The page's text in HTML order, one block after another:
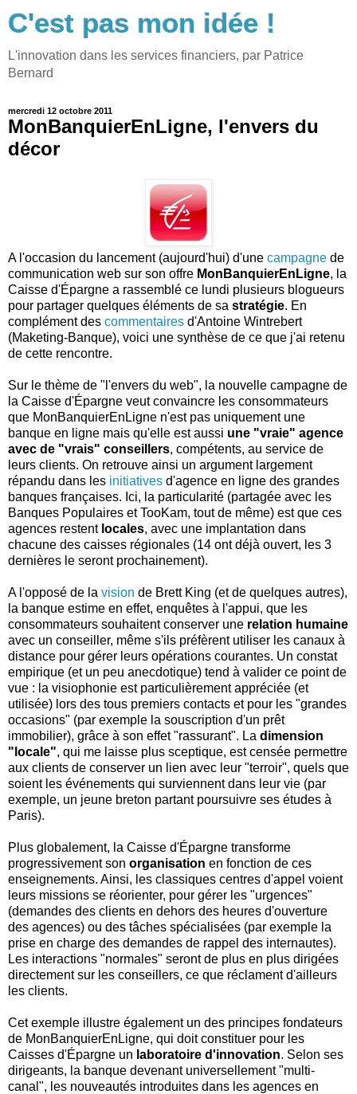
C'est pas mon idée !
L'innovation dans les services financiers, par Patrice
Bernard
mercredi 12 octobre 2011
MonBanquierEnLigne, l'envers du
décor
A l'occasion du lancement (aujourd'hui) d'une campagne de
communication web sur son offre MonBanquierEnLigne, la
Caisse d'Épargne a rassemblé ce lundi plusieurs blogueurs
pour partager quelques éléments de sa stratégie. En
complément des commentaires d'Antoine Wintrebert
(Maketing-Banque), voici une synthèse de ce que j'ai retenu
de cette rencontre.
Sur le thème de "l'envers du web", la nouvelle campagne de
la Caisse d'Épargne veut convaincre les consommateurs
que MonBanquierEnLigne n'est pas uniquement une
banque en ligne mais qu'elle est aussi une "vraie" agence
avec de "vrais" conseillers, compétents, au service de
leurs clients. On retrouve ainsi un argument largement
répandu dans les initiatives d'agence en ligne des grandes
banques françaises. Ici, la particularité (partagée avec les
Banques Populaires et TooKam, tout de même) est que ces
agences restent locales, avec une implantation dans
chacune des caisses régionales (14 ont déjà ouvert, les 3
dernières le seront prochainement).
A l'opposé de la vision de Brett King (et de quelques autres),
la banque estime en effet, enquêtes à l'appui, que les
consommateurs souhaitent conserver une relation humaine
avec un conseiller, même s'ils préfèrent utiliser les canaux à
distance pour gérer leurs opérations courantes. Un constat
empirique (et un peu anecdotique) tend à valider ce point de
vue : la visiophonie est particulièrement appréciée (et
utilisée) lors des tous premiers contacts et pour les "grandes
occasions" (par exemple la souscription d'un prêt
immobilier), grâce à son effet "rassurant". La dimension
"locale", qui me laisse plus sceptique, est censée permettre
aux clients de conserver un lien avec leur "terroir", quels que
soient les événements qui surviennent dans leur vie (par
exemple, un jeune breton partant poursuivre ses études à
Paris).
Plus globalement, la Caisse d'Épargne transforme
progressivement son organisation en fonction de ces
enseignements. Ainsi, les classiques centres d'appel voient
leurs missions se réorienter, pour gérer les "urgences"
(demandes des clients en dehors des heures d'ouverture
des agences) ou des tâches spécialisées (par exemple la
prise en charge des demandes de rappel des internautes).
Les interactions "normales" seront de plus en plus dirigées
directement sur les conseillers, ce que réclament d'ailleurs
les clients.
Cet exemple illustre également un des principes fondateurs
de MonBanquierEnLigne, qui doit constituer pour les
Caisses d'Épargne un laboratoire d'innovation. Selon ses
dirigeants, la banque devenant universellement "multi-
canal", les nouveautés introduites dans les agences en